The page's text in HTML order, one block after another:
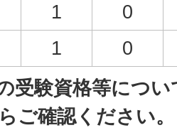
1
0
1
0
受験資格等につ
ご確認ください。